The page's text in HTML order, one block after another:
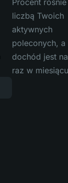
Procent
liczbą Twoich
aktywnych
poleconych, a
dochód jest
raz w